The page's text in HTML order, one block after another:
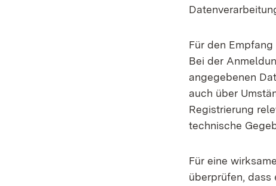
Für den
Bei der
angegebenen
auch über
Registrierung
technische
Für eine
überprüfen,